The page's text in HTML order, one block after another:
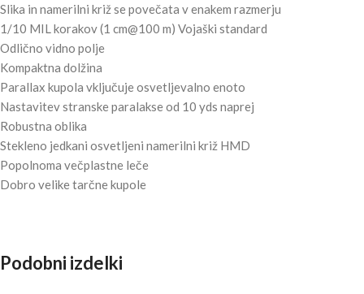
Slika in namerilni križ se povečata v enakem razmerju
1/10 MIL korakov (1 cm@100 m) Vojaški standard
Odlično vidno polje
Kompaktna dolžina
Parallax kupola vključuje osvetljevalno enoto
Nastavitev stranske paralakse od 10 yds naprej
Robustna oblika
Stekleno jedkani osvetljeni namerilni križ HMD
Popolnoma večplastne leče
Dobro velike tarčne kupole
Podobni izdelki